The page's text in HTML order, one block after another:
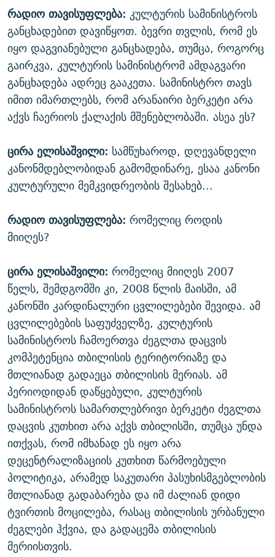
რადიო თავისუფლება: კულტურის სამინისტროს
განცხადებით დავიწყოთ. ბევრი თვლის, რომ ეს
იყო დაგვიანებული განცხადება, თუმცა, როგორც
გაირკვა, კულტურის სამინისტრომ ამდაგვარი
განცხადება ადრეც გააკეთა. სამინისტრო თავს
იმით იმართლებს, რომ არანაირი ბერკეტი არა
აქვს ჩაერიოს ქალაქის მშენებლობაში. ასეა ეს?
ცირა ელისაშვილი: სამწუხაროდ, დღევანდელი
კანონმდებლობიდან გამომდინარე, ესაა კანონი
კულტურული მემკვიდრეობის შესახებ...
რადიო თავისუფლება: რომელიც როდის
მიიღეს?
ცირა ელისაშვილი: რომელიც მიიღეს 2007
წელს, შემდგომში კი, 2008 წლის მაისში, ამ
კანონში კარდინალური ცვლილებები შევიდა. ამ
ცვლილებების საფუძველზე, კულტურის
სამინისტროს ჩამოერთვა ძეგლთა დაცვის
კომპეტენცია თბილისის ტერიტორიაზე და
მთლიანად გადაეცა თბილისის მერიას. ამ
პერიოდიდან დაწყებული, კულტურის
სამინისტროს სამართლებრივი ბერკეტი ძეგლთა
დაცვის კუთხით არა აქვს თბილისში, თუმცა უნდა
ითქვას, რომ იმხანად ეს იყო არა
დეცენტრალიზაციის კუთხით წარმოებული
პოლიტიკა, არამედ საკუთარი პასუხისმგებლობის
მთლიანად გადაბარება და იმ ძალიან დიდი
ტვირთის მოცილება, რასაც თბილისის ურბანული
ძეგლები ჰქვია, და გადაცემა თბილისის
მერიისთვის.